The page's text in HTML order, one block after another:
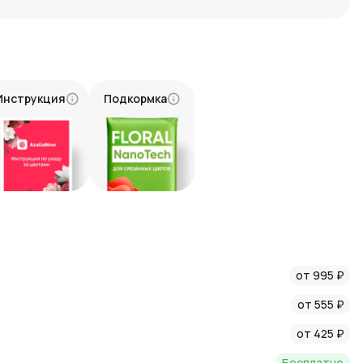
к деталям всегда на первом месте. Мы гарантируем,
доставлен в срок и в отличном состоянии.
это прекрасный способ выразить уважение и восхищение.
оценят ваш жест. Закажите букет в AzaliaNow и
Подкормка
от 995 ₽
от 555 ₽
от 425 ₽